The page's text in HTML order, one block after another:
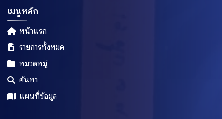
เมนูหลัก
หน้าแรก
รายการทั้งหมด
หมวดหมู่
ค้นหา
แผนที่ข้อมูล